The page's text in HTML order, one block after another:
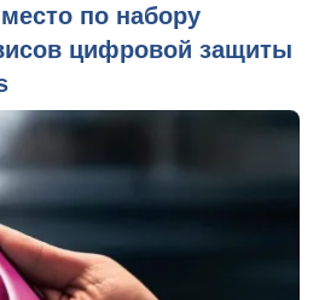
по набору
цифровой защиты